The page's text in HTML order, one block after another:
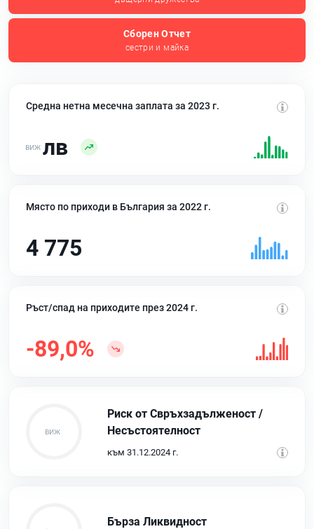
Сборен Отчет
сестри и майка
Средна нетна месечна заплата за 2023 г.
лв
Място по приходи в България за 2022 г.
4 775
Ръст/спад на приходите през 2024 г.
-89,0%
Риск от Свръхзадълженост /
Несъстоятелност
към 31.12.2024 г.
Бърза Ликвидност